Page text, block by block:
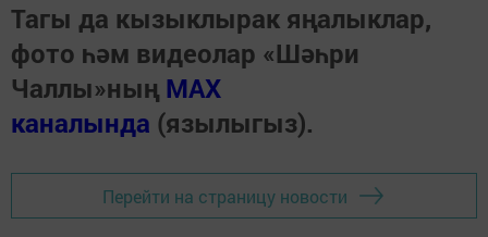
Тагы да кызыклырак яңалыклар,
фото һәм видеолар «Шәһри
Чаллы»ның MAX
каналында (язылыгыз).
Перейти на страницу новости